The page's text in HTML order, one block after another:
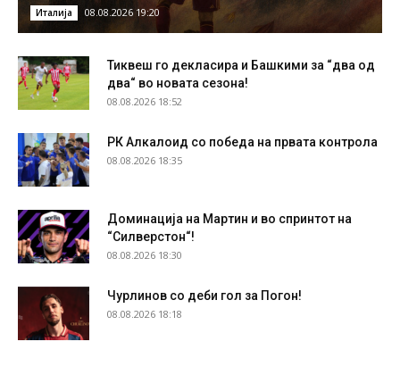
Италија 08.08.2026 19:20
Тиквеш го декласира и Башкими за “два од
два“ во новата сезона!
08.08.2026 18:52
РК Алкалоид со победа на првата контрола
08.08.2026 18:35
Доминација на Мартин и во спринтот на
“Силверстон“!
08.08.2026 18:30
Чурлинов со деби гол за Погон!
08.08.2026 18:18